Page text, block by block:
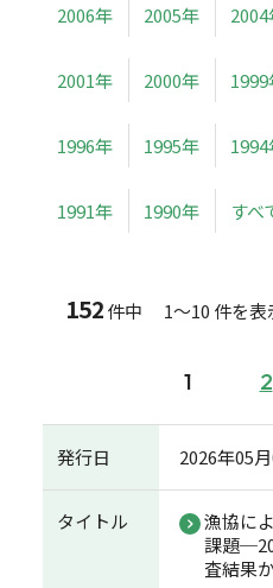
2006年 2005年
2001年 2000年
1996年 1995年
1991年 1990年 すべ
152件中 1～10 件を表
1 2
発行日 2026年05
タイトル
漁協に
課題
査結果